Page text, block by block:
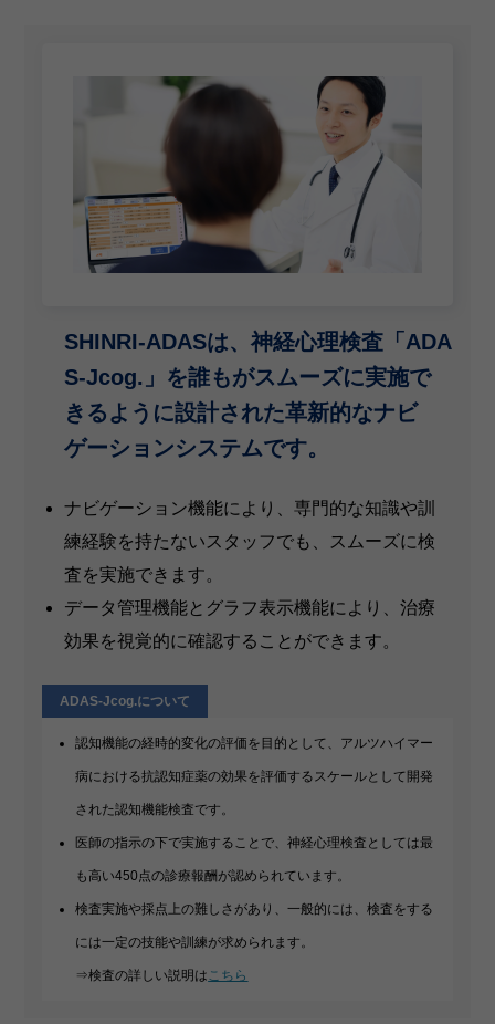
SHINRI-ADASは、神経心理検査「ADA
S-Jcog.」を誰もがスムーズに実施で
きるように設計された革新的なナビ
ゲーションシステムです。
ナビゲーション機能により、専門的な知識や訓
練経験を持たないスタッフでも、スムーズに検
査を実施できます。
データ管理機能とグラフ表示機能により、治療
効果を視覚的に確認することができます。
ADAS-Jcog.について
認知機能の経時的変化の評価を目的として、アルツハイマー
病における抗認知症薬の効果を評価するスケールとして開発
された認知機能検査です。
医師の指示の下で実施することで、神経心理検査としては最
も高い450点の診療報酬が認められています。
検査実施や採点上の難しさがあり、一般的には、検査をする
には一定の技能や訓練が求められます。
⇒検査の詳しい説明はこちら